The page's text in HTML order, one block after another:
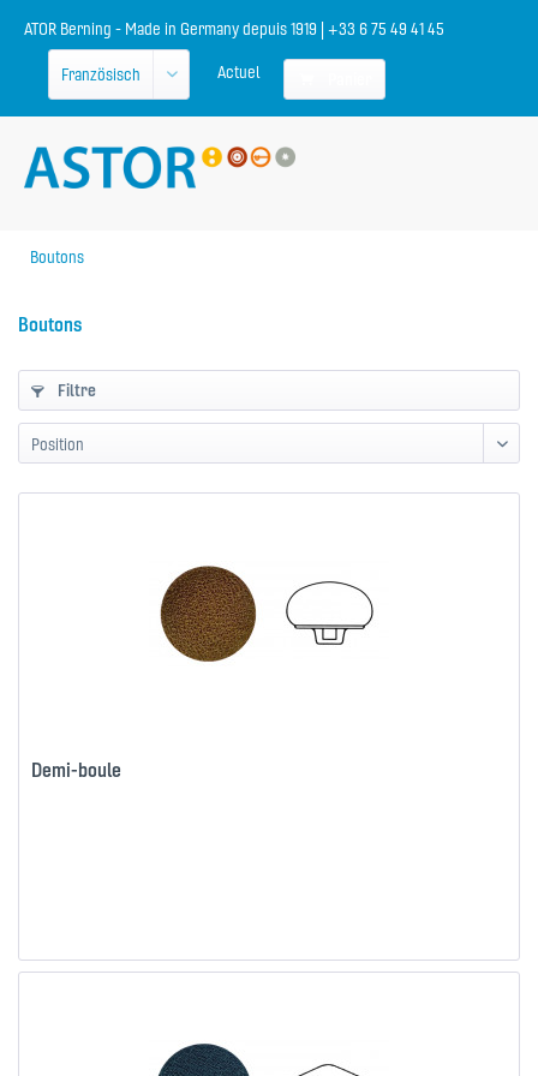
ATOR Berning - Made in Germany depuis 1919 | +33 6 75 49 41 45
Actuel
Boutons
Boutons
Filtre
Demi-boule